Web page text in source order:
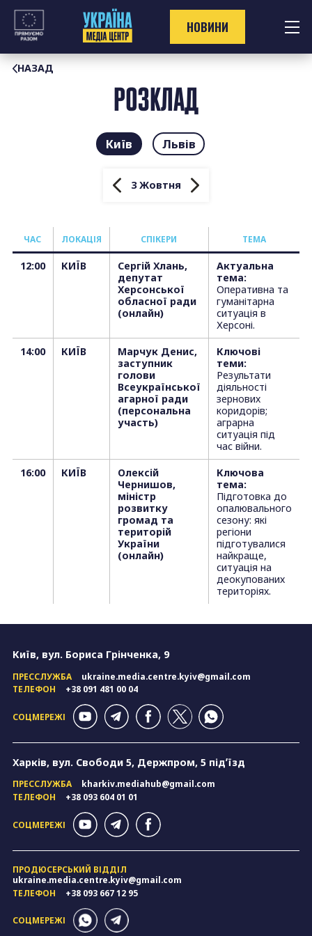
Перейти
контенту
НОВИНИ
НАЗАД
РОЗКЛАД
Київ Львів
3 Жовтня
ЧАС ЛОКАЦІЯ СПІКЕРИ ТЕМА
12:00 КИЇВ
Сергій Хлань,
депутат
Херсонської
обласної ради
(онлайн)
Актуальна
тема:
Оперативна та
гуманітарна
ситуація в
Херсоні.
14:00
КИЇВ
Марчук Денис,
заступник
голови
Всеукраїнської
агарної ради
(персональна
участь)
Ключові
теми:
Результати
діяльності
зернових
коридорів;
аграрна
ситуація під
час війни.
16:00
КИЇВ
Олексій
Чернишов,
міністр
розвитку
громад та
територій
України
(онлайн)
Ключова
тема:
Підготовка до
опалювального
сезону: які
регіони
підготувалися
найкраще,
ситуація на
деокупованих
територіях.
Київ, вул. Бориса Грінченка, 9
ПРЕССЛУЖБА
ukraine.media.centre.kyiv@gmail.com
ТЕЛЕФОН
+38 091 481 00 04
СОЦМЕРЕЖІ
Харків, вул. Свободи 5, Держпром, 5 підʼїзд
ПРЕССЛУЖБА
kharkiv.mediahub@gmail.com
ТЕЛЕФОН
+38 093 604 01 01
СОЦМЕРЕЖІ
ПРОДЮСЕРСЬКИЙ ВІДДІЛ
ukraine.media.centre.kyiv@gmail.com
ТЕЛЕФОН
+38 093 667 12 95
СОЦМЕРЕЖІ